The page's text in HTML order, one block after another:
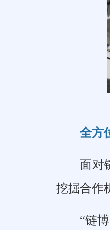
全方
面对
挖掘合作
“链